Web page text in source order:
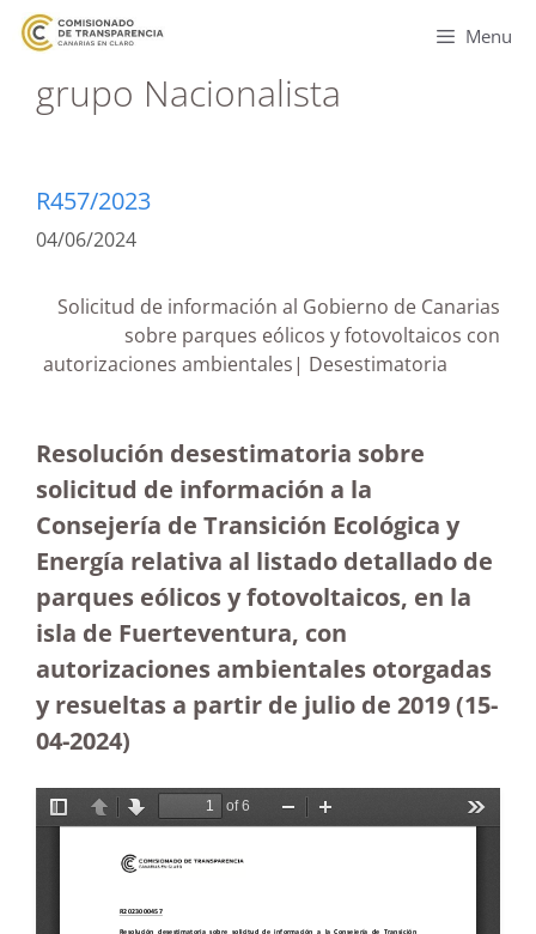
Menu
grupo Nacionalista
R457/2023
04/06/2024
Solicitud de información al Gobierno de Canarias
sobre parques eólicos y fotovoltaicos con
autorizaciones ambientales| Desestimatoria
Resolución desestimatoria sobre
solicitud de información a la
Consejería de Transición Ecológica y
Energía relativa al listado detallado de
parques eólicos y fotovoltaicos, en la
isla de Fuerteventura, con
autorizaciones ambientales otorgadas
y resueltas a partir de julio de 2019(15-
04-2024)